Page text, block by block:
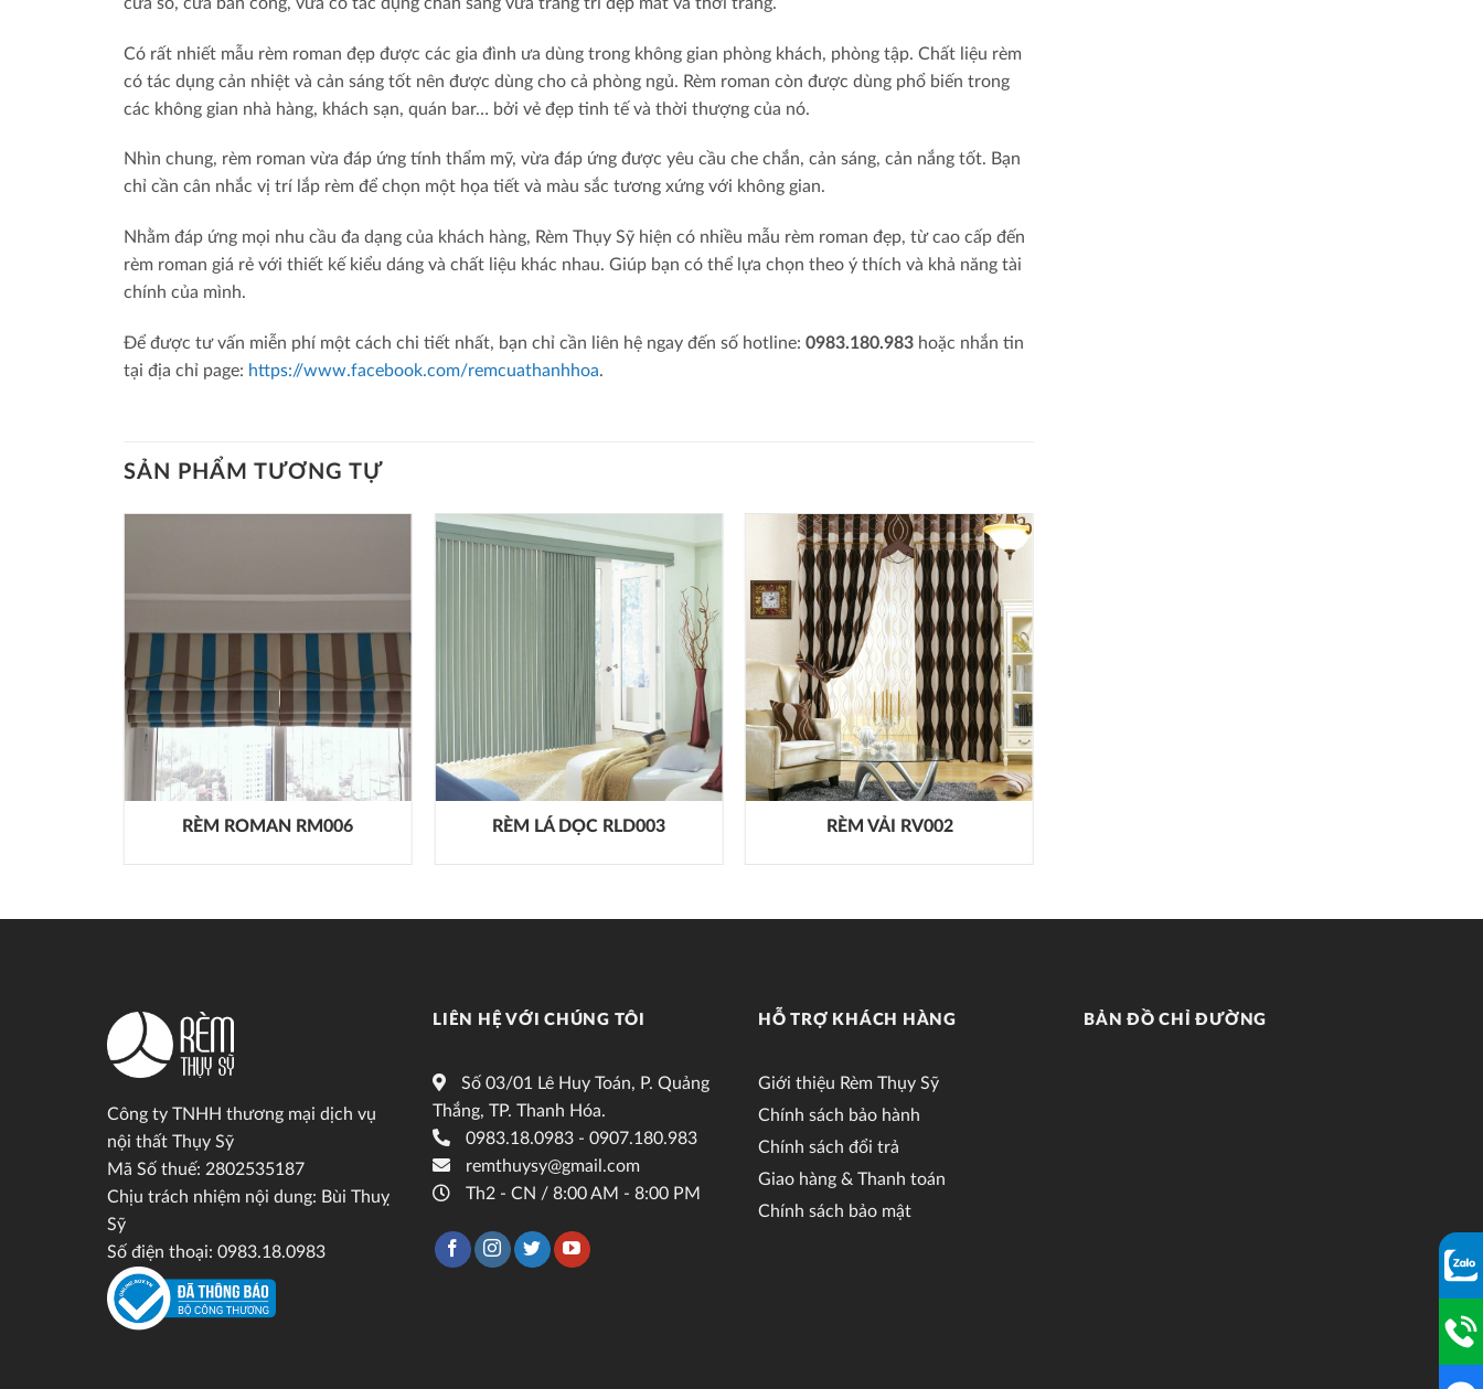
Có rất nhiết mẫu rèm roman đẹp được các gia đình ưa dùng trong không gian phòng khách, phòng tập. Chất liệu rèm
có tác dụng cản nhiệt và cản sáng tốt nên được dùng cho cả phòng ngủ. Rèm roman còn được dùng phổ biến trong
các không gian nhà hàng, khách sạn, quán bar… bởi vẻ đẹp tinh tế và thời thượng của nó.
Nhìn chung, rèm roman vừa đáp ứng tính thẩm mỹ, vừa đáp ứng được yêu cầu che chắn, cản sáng, cản nắng tốt. Bạn
chỉ cần cân nhắc vị trí lắp rèm để chọn một họa tiết và màu sắc tương xứng với không gian.
Nhằm đáp ứng mọi nhu cầu đa dạng của khách hàng, Rèm Thụy Sỹ hiện có nhiều mẫu rèm roman đẹp, từ cao cấp đến
rèm roman giá rẻ với thiết kế kiểu dáng và chất liệu khác nhau. Giúp bạn có thể lựa chọn theo ý thích và khả năng tài
chính của mình.
Để được tư vấn miễn phí một cách chi tiết nhất, bạn chỉ cần liên hệ ngay đến số hotline: 0983.180.983 hoặc nhắn tin
tại địa chỉ page: https://www.facebook.com/remcuathanhhoa.
SẢN PHẨM TƯƠNG TỰ
RÈM ROMAN RM006 RÈM LÁ DỌC RLD003 RÈM VẢI RV002
Công ty TNHH thương mại dịch vụ
nội thất Thụy Sỹ
Mã Số thuế: 2802535187
Chịu trách nhiệm nội dung: Bùi Thuỵ
Sỹ
Số điện thoại: 0983.18.0983
LIÊN HỆ VỚI CHÚNG TÔI
Số 03/01 Lê Huy Toán, P. Quảng
Thắng, TP. Thanh Hóa.
0983.18.0983 - 0907.180.983
remthuysy@gmail.com
Th2 - CN / 8:00 AM - 8:00 PM
HỖ TRỢ KHÁCH HÀNG
Giới thiệu Rèm Thụy Sỹ
Chính sách bảo hành
Chính sách đổi trả
Giao hàng & Thanh toán
Chính sách bảo mật
BẢN ĐỒ CHỈ ĐƯỜNG